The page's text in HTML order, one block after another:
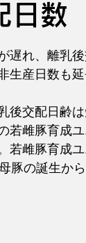
日数
れ、離乳
生産日数も
交配日齢
雌豚育成ユ
若雌豚育成ユ
豚の誕生か